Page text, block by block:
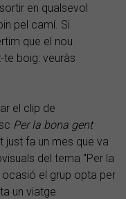
en qualsevol
pel camí. Si
que el nou
boig: veuràs
el clip de
Per la bona gent
just fa un mes que va
del tema "Per la
ocasió el grup opta per
un viatge